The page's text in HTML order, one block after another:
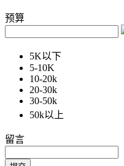
预算
5K以下
5-10K
10-20k
20-30k
30-50k
50k以上
留言